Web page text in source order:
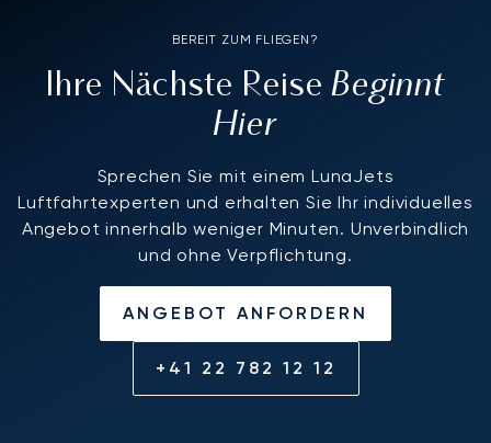
BEREIT ZUM FLIEGEN?
Ihre Nächste ReiseBeginnt
Hier
Sprechen Sie mit einem LunaJets
Luftfahrtexperten und erhalten Sie Ihr individuelles
Angebot innerhalb weniger Minuten. Unverbindlich
und ohne Verpflichtung.
ANGEBOT ANFORDERN
+41 22 782 12 12